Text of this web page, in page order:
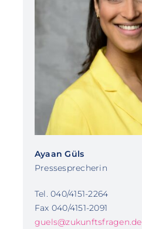
Ayaan Güls
Pressesprecherin
Tel. 040/4151-2264
Fax 040/4151-2091
guels@zukunftsfragen.de